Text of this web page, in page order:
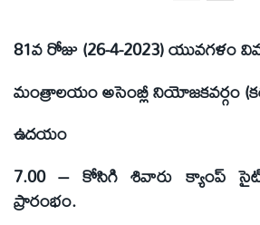
81వ రోజు (26-4-2023) యువగళం
మంత్రాలయం అసెంబ్లీ నియోజకవర్గం
ఉదయం
7.00 – కోసిగి శివారు క్యాంప్
ప్రారంభం.